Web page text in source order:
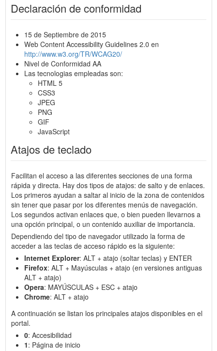
Declaración de conformidad
15 de Septiembre de 2015
Web Content Accessibility Guidelines 2.0 en
http://www.w3.org/TR/WCAG20/
Nivel de Conformidad AA
Las tecnologias empleadas son:
HTML 5
CSS3
JPEG
PNG
GIF
JavaScript
Atajos de teclado
Facilitan el acceso a las diferentes secciones de una forma
rápida y directa. Hay dos tipos de atajos: de salto y de enlaces.
Los primeros ayudan a saltar al inicio de la zona de contenidos
sin tener que pasar por los diferentes menús de navegación.
Los segundos activan enlaces que, o bien pueden llevarnos a
una opción principal, o un contenido auxiliar de importancia.
Dependiendo del tipo de navegador utilizado la forma de
acceder a las teclas de acceso rápido es la siguiente:
Internet Explorer: ALT + atajo (soltar teclas) y ENTER
Firefox: ALT + Mayúsculas + atajo (en versiones antiguas
ALT + atajo)
Opera: MAYÚSCULAS + ESC + atajo
Chrome: ALT + atajo
A continuación se listan los principales atajos disponibles en el
portal.
0: Accesibilidad
1: Página de inicio